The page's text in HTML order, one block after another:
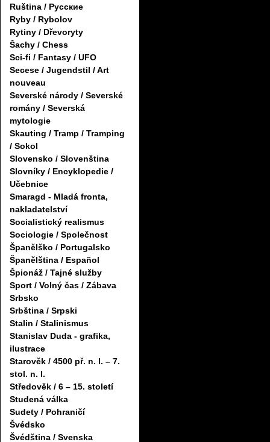
Ruština / Русские
Ryby / Rybolov
Rytiny / Dřevoryty
Šachy / Chess
Sci-fi / Fantasy / UFO
Secese / Jugendstil / Art
nouveau
Severské národy / Severské
romány / Severská
mytologie
Skauting / Tramp / Tramping
/ Sokol
Slovensko / Slovenština
Slovníky / Encyklopedie /
Učebnice
Smaragd - Mladá fronta,
nakladatelství
Socialistický realismus
Sociologie / Společnost
Španělško / Portugalsko
Španělština / Español
Špionáž / Tajné služby
Sport / Volný čas / Zábava
Srbsko
Srbština / Srpski
Stalin / Stalinismus
Stanislav Duda - grafika,
ilustrace
Starověk / 4500 př. n. l. – 7.
stol. n. l.
Středověk / 6 – 15. století
Studená válka
Sudety / Pohraničí
Švédsko
Švédština / Svenska